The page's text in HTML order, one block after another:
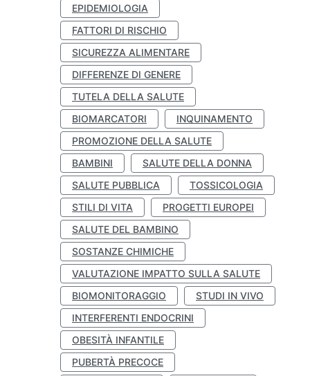
EPIDEMIOLOGIA
FATTORI DI RISCHIO
SICUREZZA ALIMENTARE
DIFFERENZE DI GENERE
TUTELA DELLA SALUTE
BIOMARCATORI
INQUINAMENTO
PROMOZIONE DELLA SALUTE
BAMBINI
SALUTE DELLA DONNA
SALUTE PUBBLICA
TOSSICOLOGIA
STILI DI VITA
PROGETTI EUROPEI
SALUTE DEL BAMBINO
SOSTANZE CHIMICHE
VALUTAZIONE IMPATTO SULLA SALUTE
BIOMONITORAGGIO
STUDI IN VIVO
INTERFERENTI ENDOCRINI
OBESITÀ INFANTILE
PUBERTÀ PRECOCE